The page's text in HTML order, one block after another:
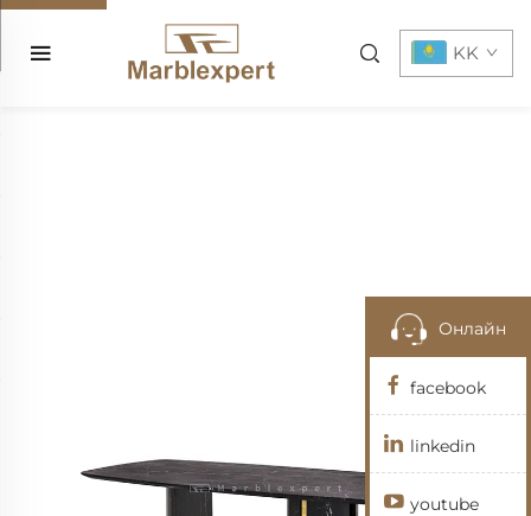
KK
Онлайн
facebook
linkedin
youtube